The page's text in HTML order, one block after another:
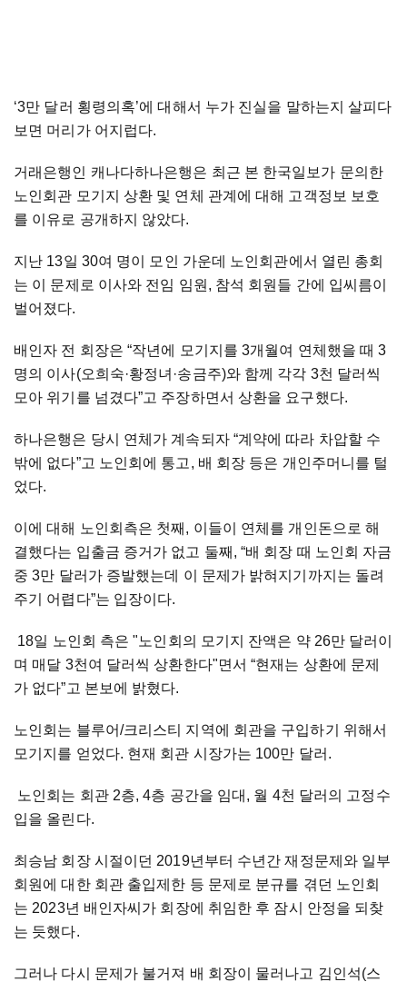
‘3만 달러 횡령의혹’에 대해서 누가 진실을 말하는지 살피다
보면 머리가 어지럽다.
거래은행인 캐나다하나은행은 최근 본 한국일보가 문의한
노인회관 모기지 상환 및 연체 관계에 대해 고객정보 보호
를 이유로 공개하지 않았다.
지난 13일 30여 명이 모인 가운데 노인회관에서 열린 총회
는 이 문제로 이사와 전임 임원, 참석 회원들 간에 입씨름이
벌어졌다.
배인자 전 회장은 “작년에 모기지를 3개월여 연체했을 때 3
명의 이사(오희숙·황정녀 ·송금주)와 함께 각각 3천 달러씩
모아 위기를 넘겼다”고 주장하면서 상환을 요구했다.
하나은행은 당시 연체가 계속되자 “계약에 따라 차압할 수
밖에 없다”고 노인회에 통고, 배 회장 등은 개인주머니를 털
었다.
이에 대해 노인회측은 첫째, 이들이 연체를 개인돈으로 해
결했다는 입출금 증거가 없고 둘째, “배 회장 때 노인회 자금
중 3만 달러가 증발했는데 이 문제가 밝혀지기까지는 돌려
주기 어렵다”는 입장이다.
18일 노인회 측은 "노인회의 모기지 잔액은 약 26만 달러이
며 매달 3천여 달러씩 상환한다"면서 “현재는 상환에 문제
가 없다”고 본보에 밝혔다.
노인회는 블루어/크리스티 지역에 회관을 구입하기 위해서
모기지를 얻었다. 현재 회관 시장가는 100만 달러.
노인회는 회관 2층, 4층 공간을 임대, 월 4천 달러의 고정수
입을 올린다.
최승남 회장 시절이던 2019년부터 수년간 재정문제와 일부
회원에 대한 회관 출입제한 등 문제로 분규를 겪던 노인회
는 2023년 배인자씨가 회장에 취임한 후 잠시 안정을 되찾
는 듯했다.
그러나 다시 문제가 불거져 배 회장이 물러나고 김인석(스